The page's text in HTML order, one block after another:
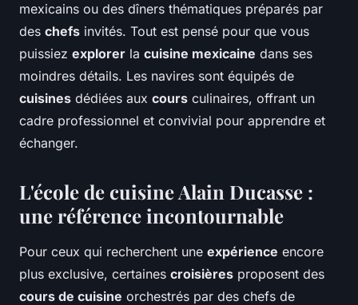
mexicains ou des dîners thématiques préparés par
des chefs invités. Tout est pensé pour que vous
puissiez explorer la cuisine mexicaine dans ses
moindres détails. Les navires sont équipés de
cuisines dédiées aux cours culinaires, offrant un
cadre professionnel et convivial pour apprendre et
échanger.
L'école de cuisine Alain Ducasse :
une référence incontournable
Pour ceux qui recherchent une expérience encore
plus exclusive, certaines croisières proposent des
cours de cuisine orchestrés par des chefs de